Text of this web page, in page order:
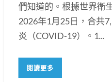
們知道的。根據世界衛
2026年1月25日，合共
炎（COVID-19）。1...
閱讀更多